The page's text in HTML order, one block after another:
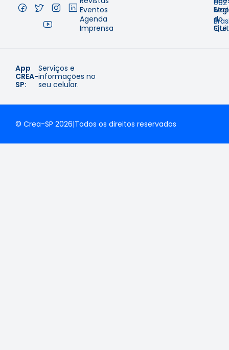
Eventos
Agenda
Imprensa
e
do
Site
002
–
App
CREA-
SP:
Serviços e
informações no
seu celular.
© Crea-SP 2026|Todos os direitos reservados